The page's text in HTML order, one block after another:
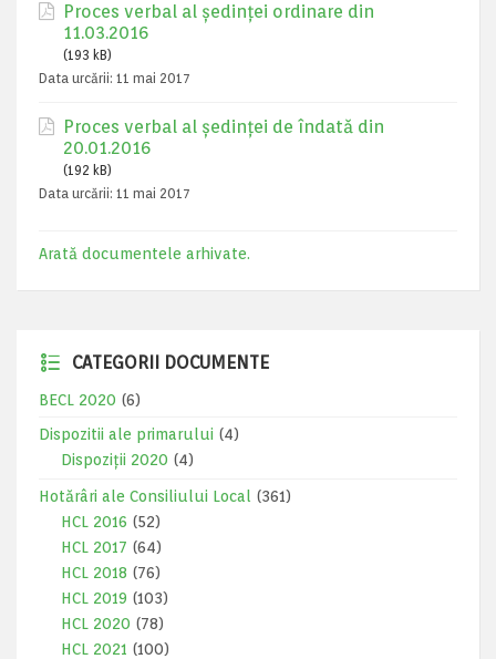
Proces verbal al ședinței ordinare din
11.03.2016
(193 kB)
Data urcării: 11 mai 2017
Proces verbal al ședinței de îndată din
20.01.2016
(192 kB)
Data urcării: 11 mai 2017
Arată documentele arhivate.
CATEGORII DOCUMENTE
BECL 2020 (6)
Dispozitii ale primarului (4)
Dispoziții 2020 (4)
Hotărâri ale Consiliului Local
(361)
HCL 2016 (52)
HCL 2017 (64)
HCL 2018 (76)
HCL 2019 (103)
HCL 2020 (78)
HCL 2021 (100)